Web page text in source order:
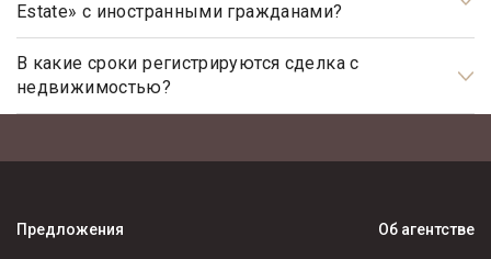
завещанию, решению суда и пр.).
полное юридическое сопровождение на всех этапах
сотрудничества, что гарантирует вашу безопасность и
«чистоту» сделки.
Estate» с иностранными гражданами?
Да, наше агентство недвижимости, работает с
иностранными гражданами не резидентами РФ.
В какие сроки регистрируются сделка с
недвижимостью?
Общим сроком для регистрации прав на недвижимое
виды регистрационных действий осуществляются в более
Предложения Об агентстве